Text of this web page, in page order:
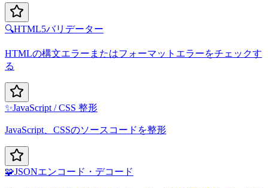
🔍HTML5バリデーター
HTMLの構文エラーまたはフォーマットエラーをチェックす
る
✨JavaScript / CSS 整形
JavaScript、CSSのソースコードを整形
🧩JSONエンコード・デコード